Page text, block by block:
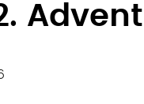
Advent